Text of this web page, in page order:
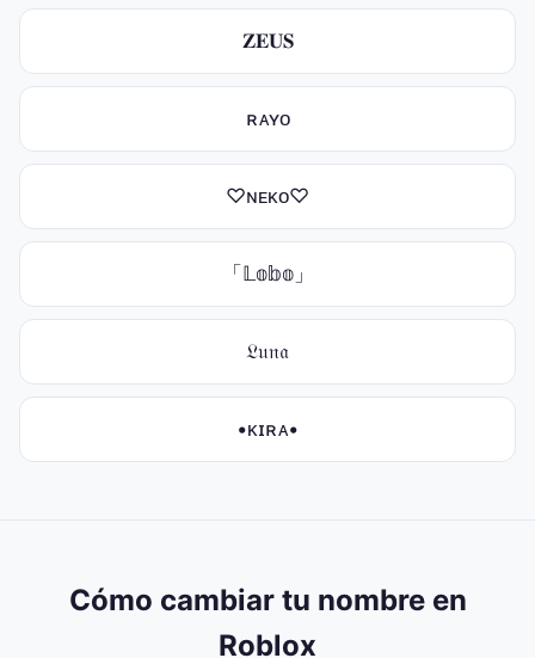
𝐙𝐄𝐔𝐒
ʀᴀʏᴏ
♡ɴᴇᴋᴏ♡
「𝕃𝕠𝕓𝕠」
𝔏𝔲𝔫𝔞
•ᴋɪʀᴀ•
Cómo cambiar tu nombre en
Roblox